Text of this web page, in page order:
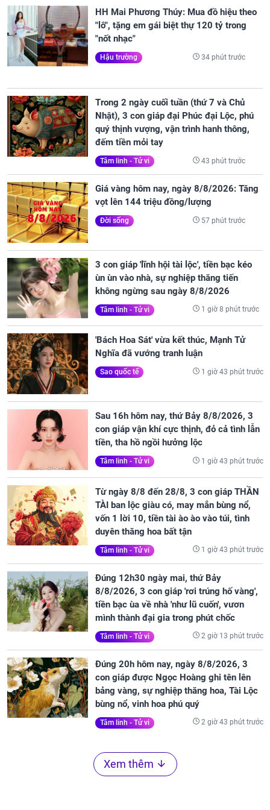
HH Mai Phương Thúy: Mua đồ hiệu theo
"lô", tặng em gái biệt thự 120 tỷ trong
"nốt nhạc"
Hậu trường 34 phút trước
Trong 2 ngày cuối tuần (thứ 7 và Chủ
Nhật), 3 con giáp đại Phúc đại Lộc, phú
quý thịnh vượng, vận trình hanh thông,
đếm tiền mỏi tay
Tâm linh - Tử vi 43 phút trước
Giá vàng hôm nay, ngày 8/8/2026: Tăng
vọt lên 144 triệu đồng/lượng
Đời sống 57 phút trước
3 con giáp 'lĩnh hội tài lộc', tiền bạc kéo
ùn ùn vào nhà, sự nghiệp thăng tiến
không ngừng sau ngày 8/8/2026
Tâm linh - Tử vi 1 giờ 8 phút trước
'Bách Hoa Sát' vừa kết thúc, Mạnh Tử
Nghĩa đã vướng tranh luận
Sao quốc tế 1 giờ 43 phút trước
Sau 16h hôm nay, thứ Bảy 8/8/2026, 3
con giáp vận khí cực thịnh, đỏ cả tình lẫn
tiền, tha hồ ngồi hưởng lộc
Tâm linh - Tử vi 1 giờ 43 phút trước
Từ ngày 8/8 đến 28/8, 3 con giáp THẦN
TÀI ban lộc giàu có, may mắn bùng nổ,
vốn 1 lời 10, tiền tài ào ào vào túi, tình
duyên thăng hoa bất tận
Tâm linh - Tử vi 1 giờ 43 phút trước
Đúng 12h30 ngày mai, thứ Bảy
8/8/2026, 3 con giáp 'rơi trúng hố vàng',
tiền bạc ùa về nhà 'như lũ cuốn', vươn
mình thành đại gia trong phút chốc
Tâm linh - Tử vi 2 giờ 13 phút trước
Đúng 20h hôm nay, ngày 8/8/2026, 3
con giáp được Ngọc Hoàng ghi tên lên
bảng vàng, sự nghiệp thăng hoa, Tài Lộc
bùng nổ, vinh hoa phú quý
Tâm linh - Tử vi 2 giờ 43 phút trước
Xem thêm